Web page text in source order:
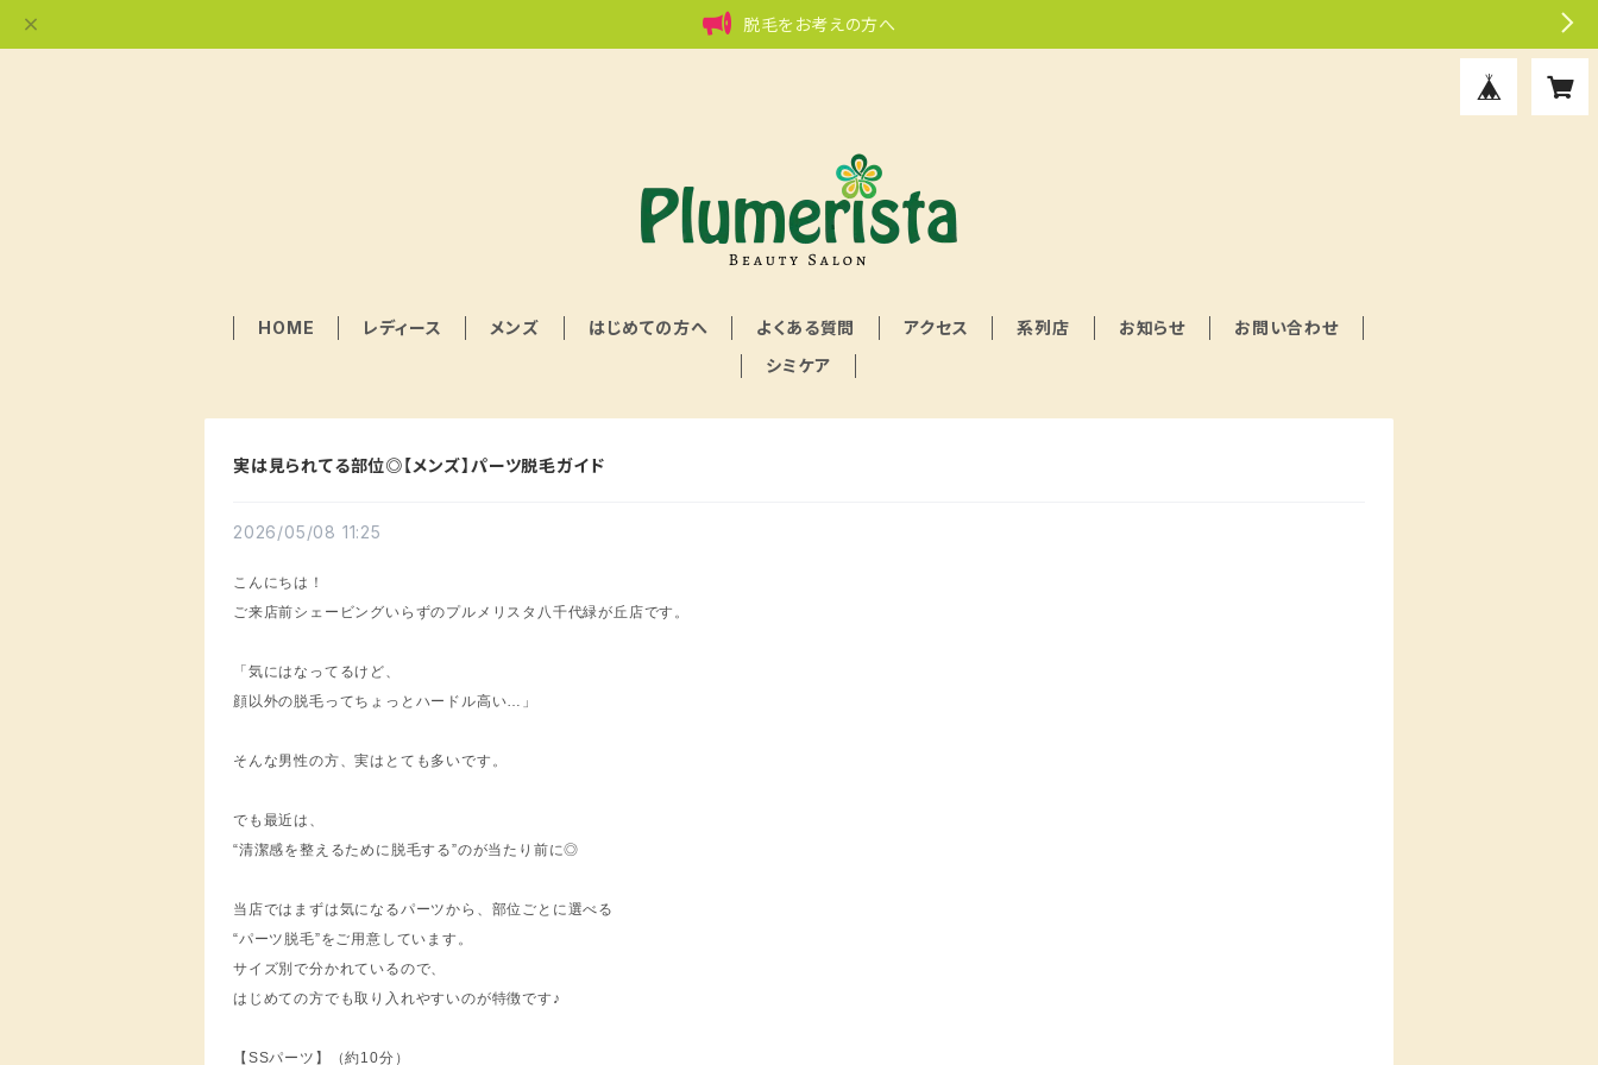
脱毛をお考えの方へ
HOME レディース メンズ はじめての方へ よくある質問 アクセス 系列店 お知らせ
お問い合わせ
シミケア
実は見られてる部位◎【メンズ】パーツ脱毛ガイド
2026/05/08 11:25
こんにちは！
ご来店前シェービングいらずのプルメリスタ八千代緑が丘店です。
「気にはなってるけど、
顔以外の脱毛ってちょっとハードル高い…」
そんな男性の方、実はとても多いです。
でも最近は、
“清潔感を整えるために脱毛する”のが当たり前に◎
当店ではまずは気になるパーツから、部位ごとに選べる
“パーツ脱毛”をご用意しています。
サイズ別で分かれているので、
はじめての方でも取り入れやすいのが特徴です♪
【SSパーツ】（約10分）